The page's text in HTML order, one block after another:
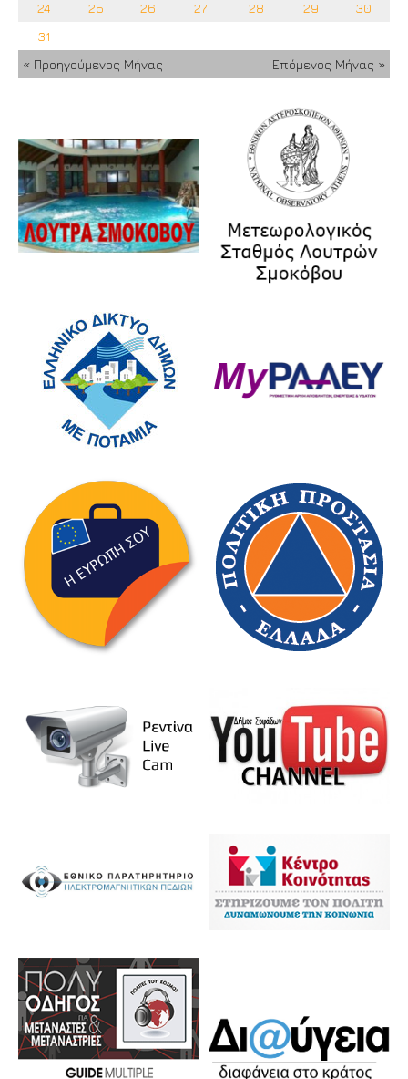
24 25 26 27 28 29
30
31
« Προηγούμενος Μήνας
Επόμενος Μήνας »